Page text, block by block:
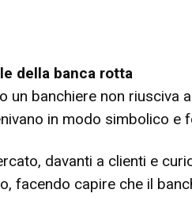
della banca rotta
un banchiere non riusciva
in modo simbolico e
davanti a clienti e
facendo capire che il